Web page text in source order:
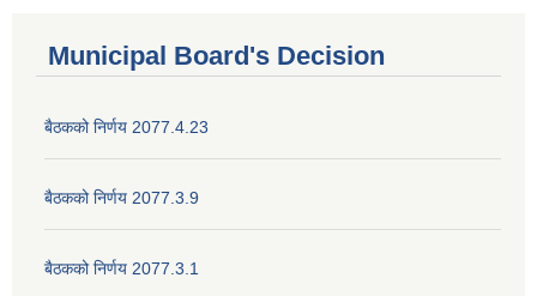
Municipal Board's Decision
बैठकको निर्णय 2077.4.23
बैठकको निर्णय 2077.3.9
बैठकको निर्णय 2077.3.1